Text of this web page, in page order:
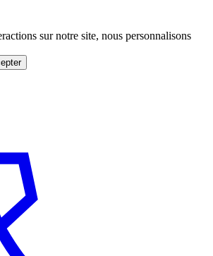
sur notre site, nous personnalisons